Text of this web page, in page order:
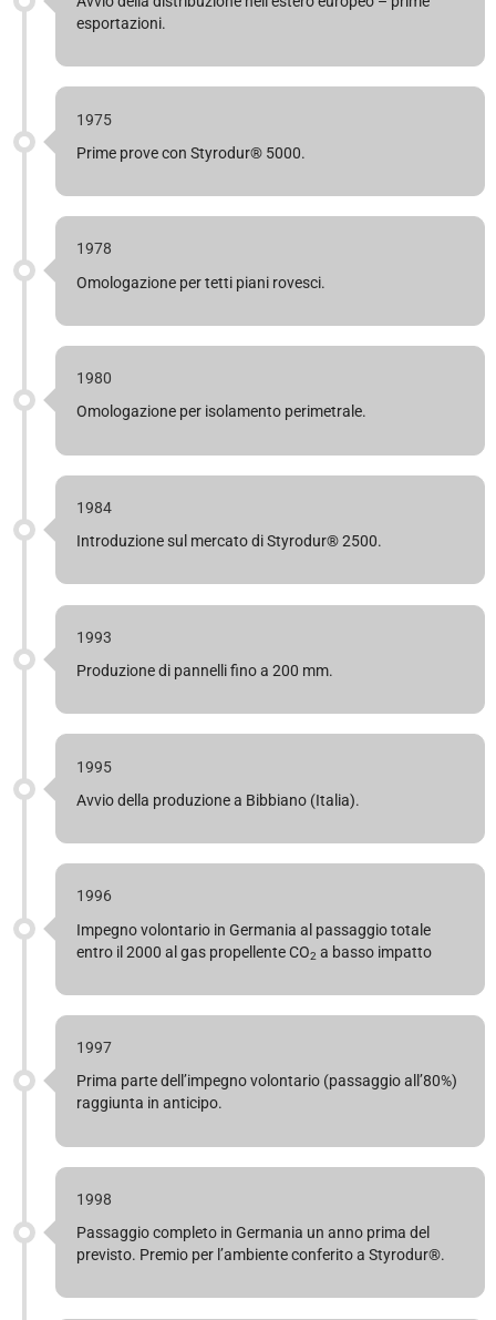
esportazioni.
1975
Prime prove con Styrodur® 5000.
1978
Omologazione per tetti piani rovesci.
1980
Omologazione per isolamento perimetrale.
1984
Introduzione sul mercato di Styrodur® 2500.
1993
Produzione di pannelli fino a 200 mm.
1995
Avvio della produzione a Bibbiano (Italia).
1996
Impegno volontario in Germania al passaggio totale
entro il 2000 al gas propellente CO2 a basso impatto
1997
Prima parte dell’impegno volontario (passaggio all’80%)
raggiunta in anticipo.
1998
Passaggio completo in Germania un anno prima del
previsto. Premio per l’ambiente conferito a Styrodur®.